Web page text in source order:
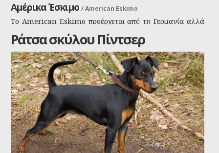
Αμέρικα Έσκιμο /American Eskimo
Το American Eskimo προέρχεται από τη Γερμανία αλλά
ονομάστηκε έτσι λόγω της αντιγερμανικής
προκατάληψης στην διάρκεια του Β΄ παγκόσμιου. Το
σκυλί είναι πανέξυπνο και έγινε δημοφιλές λόγω των
επιδόσεών του σε τσίρκο. Πολύ σκληραγωγημένο σκυλί
ακόμα και σήμερα και πολύ υγιές.
Ράτσα σκύλου Πίντσερ